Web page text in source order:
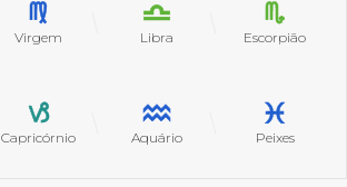
Virgem Libra Escorpião
Capricórnio Aquário Peixes